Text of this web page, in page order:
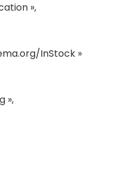
»,
InStock »
»,